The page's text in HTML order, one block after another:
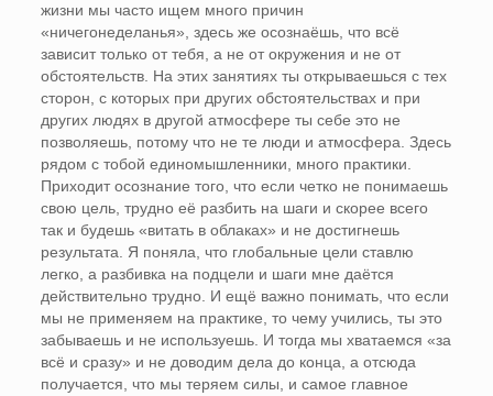
жизни мы часто ищем много причин
«ничегонеделанья», здесь же осознаёшь, что всё
зависит только от тебя, а не от окружения и не от
обстоятельств. На этих занятиях ты открываешься с тех
сторон, с которых при других обстоятельствах и при
других людях в другой атмосфере ты себе это не
позволяешь, потому что не те люди и атмосфера. Здесь
рядом с тобой единомышленники, много практики.
Приходит осознание того, что если четко не понимаешь
свою цель, трудно её разбить на шаги и скорее всего
так и будешь «витать в облаках» и не достигнешь
результата. Я поняла, что глобальные цели ставлю
легко, а разбивка на подцели и шаги мне даётся
действительно трудно. И ещё важно понимать, что если
мы не применяем на практике, то чему учились, ты это
забываешь и не используешь. И тогда мы хватаемся «за
всё и сразу» и не доводим дела до конца, а отсюда
получается, что мы теряем силы, и самое главное